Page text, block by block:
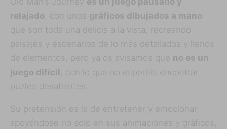
relajado, con unos gráficos dibujados a mano
que son toda una delicia a la vista, recreando
paisajes y escenarios de lo más detallados y llenos
de elementos, pero ya os avisamos que no es un
juego difícil , con lo que no esperéis encontrar
puzles desafiantes.
Su pretensión es la de entretener y emocionar,
apoyándose no solo en sus animaciones y gráficos,